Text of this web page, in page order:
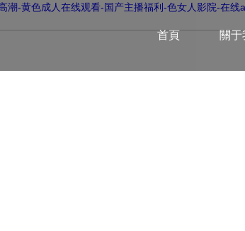
潮-黄色成人在线观看-国产主播福利-色女人影院-在
首頁 關于